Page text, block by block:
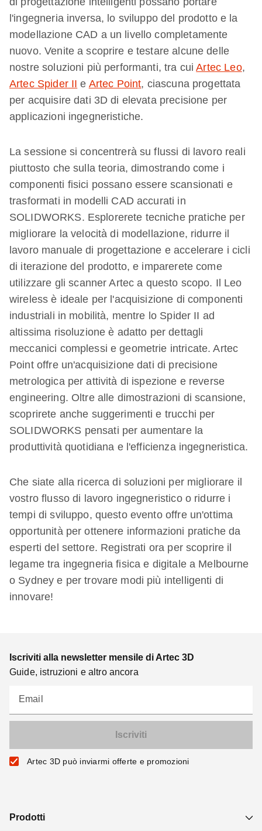
l'ingegneria inversa, lo sviluppo del prodotto e la
modellazione CAD a un livello completamente
nuovo. Venite a scoprire e testare alcune delle
nostre soluzioni più performanti, tra cuiArtec Leo,
Artec Spider II e Artec Point, ciascuna progettata
per acquisire dati 3D di elevata precisione per
applicazioni ingegneristiche.
La sessione si concentrerà su flussi di lavoro reali
piuttosto che sulla teoria, dimostrando come i
componenti fisici possano essere scansionati e
trasformati in modelli CAD accurati in
SOLIDWORKS. Esplorerete tecniche pratiche per
migliorare la velocità di modellazione, ridurre il
lavoro manuale di progettazione e accelerare i cicli
di iterazione del prodotto, e imparerete come
utilizzare gli scanner Artec a questo scopo. Il Leo
wireless è ideale per l'acquisizione di componenti
industriali in mobilità, mentre lo Spider II ad
altissima risoluzione è adatto per dettagli
meccanici complessi e geometrie intricate. Artec
Point offre un'acquisizione dati di precisione
metrologica per attività di ispezione e reverse
engineering. Oltre alle dimostrazioni di scansione,
scoprirete anche suggerimenti e trucchi per
SOLIDWORKS pensati per aumentare la
produttività quotidiana e l'efficienza ingegneristica.
Che siate alla ricerca di soluzioni per migliorare il
vostro flusso di lavoro ingegneristico o ridurre i
tempi di sviluppo, questo evento offre un'ottima
opportunità per ottenere informazioni pratiche da
esperti del settore. Registrati ora per scoprire il
legame tra ingegneria fisica e digitale a Melbourne
o Sydney e per trovare modi più intelligenti di
innovare!
Iscriviti alla newsletter mensile di Artec 3D
Guide, istruzioni e altro ancora
Email
Artec 3D può inviarmi offerte e promozioni
Prodotti